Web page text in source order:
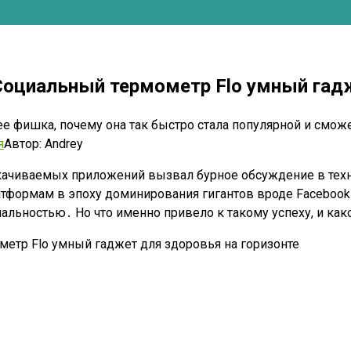
термометр Flo умный
фишка, почему она так быстро стала популярной и
Автор: Andrey
приложений вызвал бурное обсуждение в
в эпоху доминирования гигантов вроде
Но что именно привело к такому успеху, и